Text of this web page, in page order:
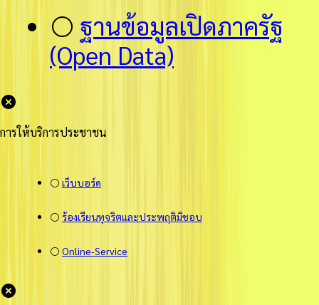
⚪ ฐานข้อมูลเปิดภาครัฐ
(Open Data)
การให้บริการประชาชน
⚪ เว็บบอร์ด
⚪ ร้องเรียนทุจริตและประพฤติมิชอบ
⚪ Online-Service